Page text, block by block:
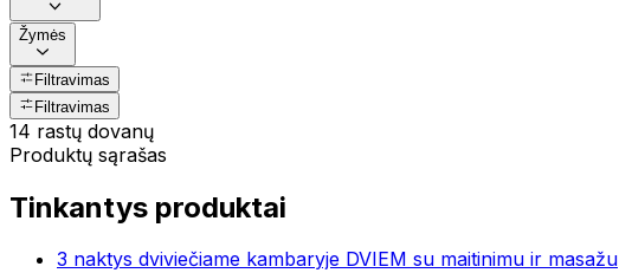
Žymės
Filtravimas
Filtravimas
14 rastų dovanų
Produktų sąrašas
Tinkantys produktai
3 naktys dviviečiame kambaryje DVIEM su maitinimu ir masažu